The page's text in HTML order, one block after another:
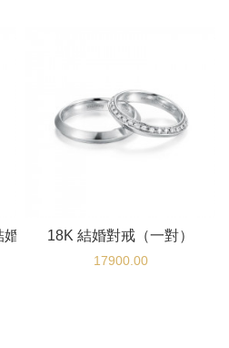
對戒（一對）
18K 結婚對戒（一對）
17900.00